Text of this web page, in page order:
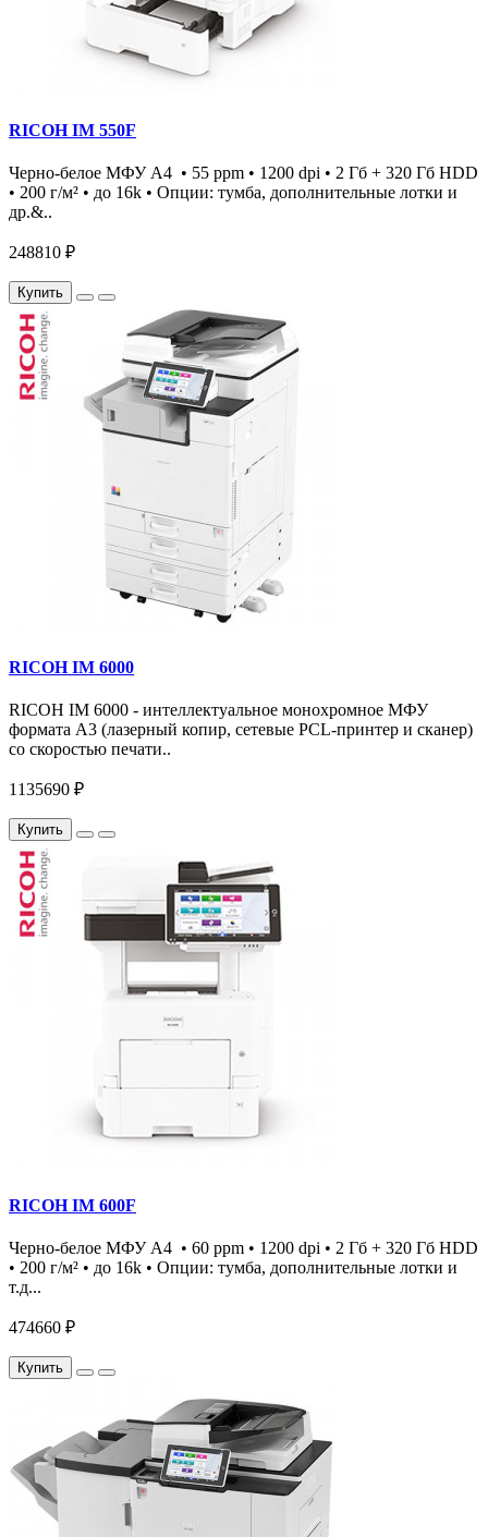
RICOH IM 550F
Черно-белое МФУ А4 • 55 ppm • 1200 dpi • 2 Гб + 320 Гб HDD
• 200 г/м² • до 16k • Опции: тумба, дополнительные лотки и
др.&..
248810 ₽
Купить
RICOH IM 6000
RICOH IM 6000 - интеллектуальное монохромное МФУ
формата А3 (лазерный копир, сетевые PCL-принтер и сканер)
со скоростью печати..
1135690 ₽
Купить
RICOH IM 600F
Черно-белое МФУ А4 • 60 ppm • 1200 dpi • 2 Гб + 320 Гб HDD
• 200 г/м² • до 16k • Опции: тумба, дополнительные лотки и
т.д...
474660 ₽
Купить